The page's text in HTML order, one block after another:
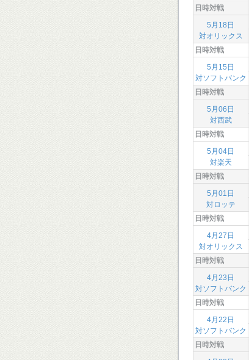
日時対戦
5月18日
対オリックス
日時対戦
5月15日
対ソフトバンク
日時対戦
5月06日
対西武
日時対戦
5月04日
対楽天
日時対戦
5月01日
対ロッテ
日時対戦
4月27日
対オリックス
日時対戦
4月23日
対ソフトバンク
日時対戦
4月22日
対ソフトバンク
日時対戦